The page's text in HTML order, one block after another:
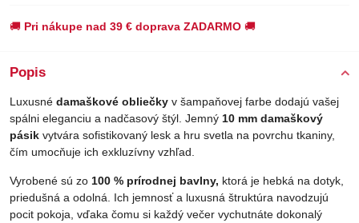
🚚 Pri nákupe nad 39 € doprava ZADARMO 🚚
Popis
Luxusné damaškové obliečky v šampaňovej farbe dodajú vašej
spálni eleganciu a nadčasový štýl. Jemný 10 mm damaškový
pásik vytvára sofistikovaný lesk a hru svetla na povrchu tkaniny,
čím umocňuje ich exkluzívny vzhľad.
Vyrobené sú zo 100 % prírodnej bavlny, ktorá je hebká na dotyk,
priedušná a odolná. Ich jemnosť a luxusná štruktúra navodzujú
pocit pokoja, vďaka čomu si každý večer vychutnáte dokonalý